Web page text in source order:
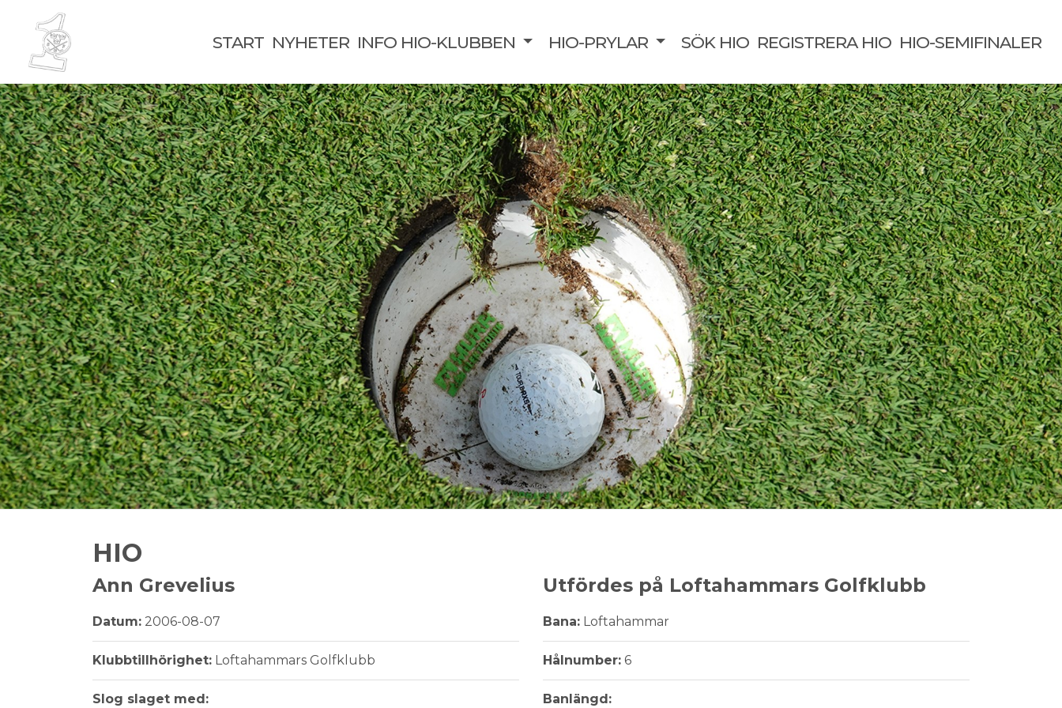
START NYHETER INFO HIO-KLUBBEN HIO-PRYLAR SÖK HIO REGISTRERA HIO HIO-SEMIFINALER
HIO
Ann Grevelius
Datum: 2006-08-07
Klubbtillhörighet: Loftahammars Golfklubb
Slog slaget med:
Utfördes på Loftahammars Golfklubb
Bana: Loftahammar
Hålnumber: 6
Banlängd: